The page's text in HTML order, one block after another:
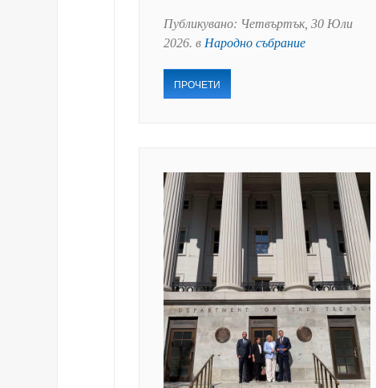
Публикувано: Четвъртък, 30 Юли
2026. в Народно събрание
ПРОЧЕТИ